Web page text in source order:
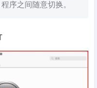
序之间随意切换。